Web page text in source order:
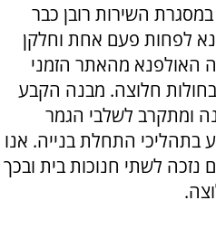
השירות רובן כבר
לפחות פעם אחת וחלקן
האולפנא מהאתר הזמני
חלוצה. מבנה הקבע
ומתקרב לשלבי הגמר
בתהליכי התחלת בנייה. אנו
נזכה לשתי חנוכות בית ובכך